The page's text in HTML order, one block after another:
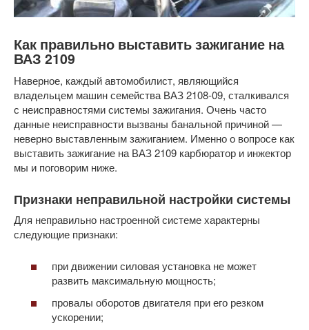
Как правильно выставить зажигание на
ВАЗ 2109
Наверное, каждый автомобилист, являющийся
владельцем машин семейства ВАЗ 2108-09, сталкивался
с неисправностями системы зажигания. Очень часто
данные неисправности вызваны банальной причиной —
неверно выставленным зажиганием. Именно о вопросе как
выставить зажигание на ВАЗ 2109 карбюратор и инжектор
мы и поговорим ниже.
Признаки неправильной настройки системы
Для неправильно настроенной системе характерны
следующие признаки:
при движении силовая установка не может
развить максимальную мощность;
провалы оборотов двигателя при его резком
ускорении;